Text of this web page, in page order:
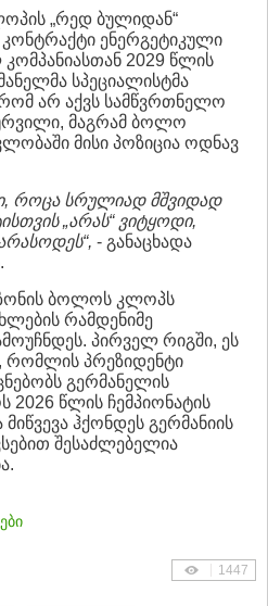
„რედ ბულიდან“
ენერგეტიკული
2029 წლის
სპეციალისტმა
არ აქვს სამწვრთნელო
მაგრამ ბოლო
მისი პოზიცია ოდნავ
როცა სრულიად მშვიდად
„არას“ ვიტყოდი,
- განაცხადა
ბოლოს კლოპს
რამდენიმე
პირველ რიგში, ეს
რომლის პრეზიდენტი
გერმანელის
წლის ჩემპიონატის
ჰქონდეს გერმანიის
შესაძლებელია
1447